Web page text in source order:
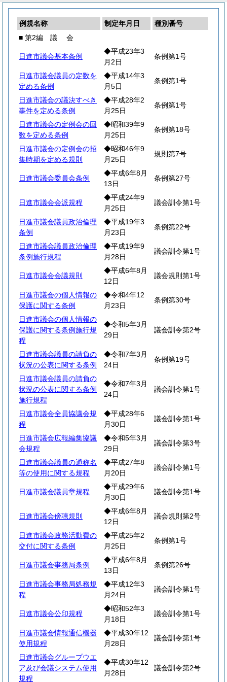
例規名称 制定年月日
種別番号
■ 第2編 議 会
日進市議会基本条例
◆平成23年3
月2日
条例第1号
日進市議会議員の定数を
定める条例
◆平成14年3
月5日
条例第1号
日進市議会の議決すべき
事件を定める条例
◆平成28年2
月25日
条例第1号
日進市議会の定例会の回
数を定める条例
◆昭和39年9
月25日
条例第18号
日進市議会の定例会の招
集時期を定める規則
◆昭和46年9
月25日
規則第7号
日進市議会委員会条例
◆平成6年8月
13日
条例第27号
日進市議会会派規程
◆平成24年9
月25日
議会訓令第1号
日進市議会議員政治倫理
条例
◆平成19年3
月23日
条例第22号
日進市議会議員政治倫理
条例施行規程
◆平成19年9
月28日
議会訓令第1号
日進市議会会議規則
◆平成6年8月
12日
議会規則第1号
日進市議会の個人情報の
保護に関する条例
◆令和4年12
月23日
条例第30号
日進市議会の個人情報の
保護に関する条例施行規
程
◆令和5年3月
29日
議会訓令第2号
日進市議会議員の請負の
状況の公表に関する条例
◆令和7年3月
24日
条例第19号
日進市議会議員の請負の
状況の公表に関する条例
施行規程
◆令和7年3月
24日
議会訓令第1号
日進市議会全員協議会規
程
◆平成28年6
月30日
議会訓令第1号
日進市議会広報編集協議
会規程
◆令和5年3月
29日
議会訓令第3号
日進市議会議員の通称名
等の使用に関する規程
◆平成27年8
月20日
議会訓令第1号
日進市議会議員章規程
◆平成29年6
月30日
議会訓令第1号
日進市議会傍聴規則
◆平成6年8月
12日
議会規則第2号
日進市議会政務活動費の
交付に関する条例
◆平成25年2
月25日
条例第1号
日進市議会事務局条例
◆平成6年8月
13日
条例第26号
日進市議会事務局処務規
程
◆平成12年3
月24日
議会訓令第1号
日進市議会公印規程
◆昭和52年3
月18日
議会訓令第1号
日進市議会情報通信機器
使用規程
◆平成30年12
月28日
議会訓令第1号
日進市議会グループウエ
ア及び会議システム使用
規程
◆平成30年12
月28日
議会訓令第2号